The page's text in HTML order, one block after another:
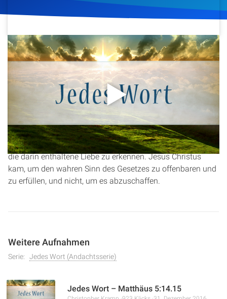
22. Februar 2016 412Klicks Download
In dieser Andacht aus der Serie „Jedes Wort“ spricht
Christopher Kramp überMatthäus 5,17. Er beleuchtet, wie
die Israeliten am Berg Sinai das Gesetz Gottes
missverstanden und nur Regeln und Formen sahen, anstatt
die darin enthaltene Liebe zu erkennen. Jesus Christus
kam, um den wahren Sinn des Gesetzes zu offenbaren und
zu erfüllen, und nicht, um es abzuschaffen.
Weitere Aufnahmen
Serie: Jedes Wort (Andachtsserie)
Jedes Wort – Matthäus 5:14.15
Artikel
Podcasts
Studienzentrum
Über Uns
Kontakt
Spenden